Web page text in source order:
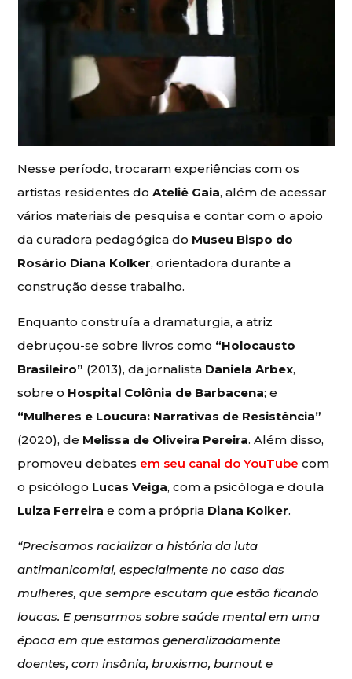
Nesse período, trocaram experiências com os
artistas residentes doAteliê Gaia, além de acessar
vários materiais de pesquisa e contar com o apoio
da curadora pedagógica do Museu Bispo do
Rosário Diana Kolker, orientadora durante a
construção desse trabalho.
Enquanto construía a dramaturgia, a atriz
debruçou-se sobre livros como “Holocausto
Brasileiro” (2013), da jornalista Daniela Arbex,
sobre o Hospital Colônia de Barbacena; e
“Mulheres e Loucura: Narrativas de Resistência”
(2020), de Melissa de Oliveira Pereira. Além disso,
promoveu debates em seu canal do YouTube com
o psicólogo Lucas Veiga, com a psicóloga e doula
Luiza Ferreira e com a própria Diana Kolker.
“Precisamos racializar a história da luta
antimanicomial, especialmente no caso das
mulheres, que sempre escutam que estão ficando
loucas. E pensarmos sobre saúde mental em uma
época em que estamos generalizadamente
doentes, com insônia, bruxismo, burnout e